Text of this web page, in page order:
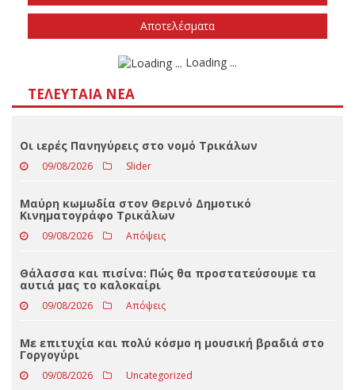
Την άνοιξη του 2027
Δεν ξέρω/δεν απαντώ
ΤΕΛΕΥΤΑΊΑ ΝΈΑ
Οι ιερές Πανηγύρεις στο νομό Τρικάλων
09/08/2026 Slider
Μαύρη κωμωδία στον Θερινό Δημοτικό
Κινηματογράφο Τρικάλων
09/08/2026 Απόψεις
Θάλασσα και πισίνα: Πώς θα προστατεύσουμε τα
αυτιά μας το καλοκαίρι
09/08/2026 Απόψεις